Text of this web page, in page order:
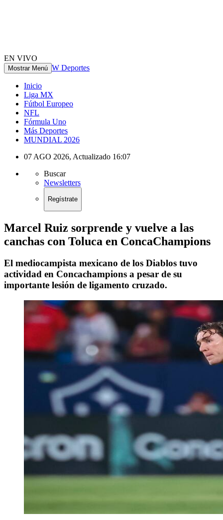
EN VIVO
Mostrar Menú W Deportes
Inicio
Liga MX
Fútbol Europeo
NFL
Fórmula Uno
Más Deportes
MUNDIAL 2026
07 AGO 2026, Actualizado 16:07
Buscar
Newsletters
Regístrate
Marcel Ruiz sorprende y vuelve a las
canchas con Toluca en ConcaChampions
El mediocampista mexicano de los Diablos tuvo
actividad en Concachampions a pesar de su
importante lesión de ligamento cruzado.